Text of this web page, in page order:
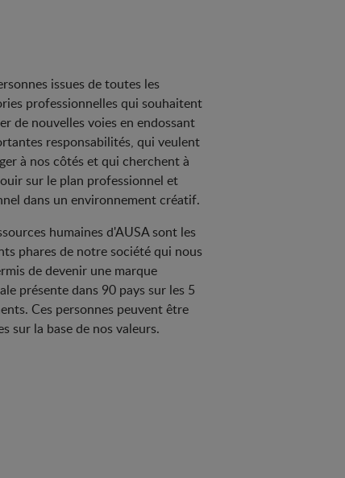
issues de toutes les
professionnelles qui souhaitent
de nouvelles voies en endossant
responsabilités, qui veulent
à nos côtés et qui cherchent à
sur le plan professionnel et
dans un environnement créatif.
humaines d'AUSA sont les
phares de notre société qui nous
de devenir une marque
présente dans 90 pays sur les 5
Ces personnes peuvent être
sur la base de nos valeurs.